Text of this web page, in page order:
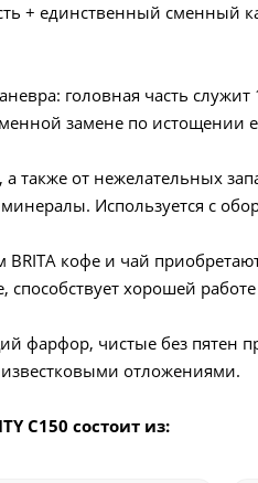
+ единственный
головная часть
замене по истощении
также от нежелательных
Используется с
кофе и чай
способствует хорошей
фарфор, чистые без пятен
отложениями.
C150 состоит из: